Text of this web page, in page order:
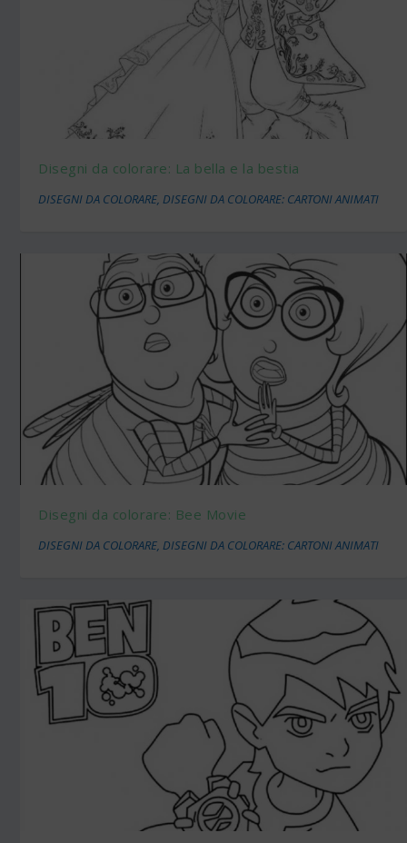
Disegni da colorare: La bella e la bestia
DISEGNI DA COLORARE DISEGNI DA COLORARE: CARTONI ANIMATI
Disegni da colorare: Bee Movie
DISEGNI DA COLORARE,DISEGNI DA COLORARE: CARTONI ANIMATI